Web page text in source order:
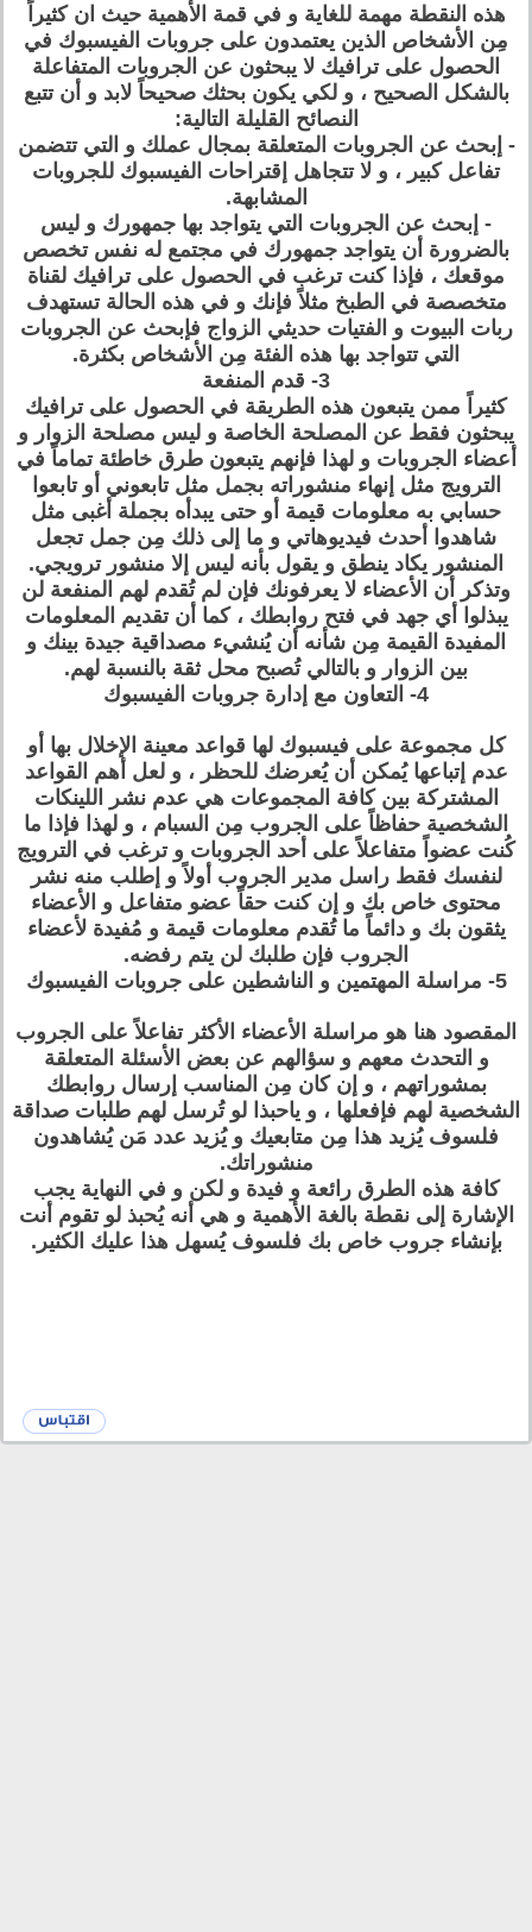
هذه النقطة مهمة للغاية و في قمة الأهمية حيث ان كثيراً
مِن الأشخاص الذين يعتمدون على جروبات الفيسبوك في
الحصول على ترافيك لا يبحثون عن الجروبات المتفاعلة
بالشكل الصحيح ، و لكي يكون بحثك صحيحاً لابد و أن تتبع
النصائح القليلة التالية:
- إبحث عن الجروبات المتعلقة بمجال عملك و التي تتضمن
تفاعل كبير ، و لا تتجاهل إقتراحات الفيسبوك للجروبات
المشابهة.
- إبحث عن الجروبات التي يتواجد بها جمهورك و ليس
بالضرورة أن يتواجد جمهورك في مجتمع له نفس تخصص
موقعك ، فإذا كنت ترغب في الحصول على ترافيك لقناة
متخصصة في الطبخ مثلاً فإنك و في هذه الحالة تستهدف
ربات البيوت و الفتيات حديثي الزواج فإبحث عن الجروبات
التي تتواجد بها هذه الفئة مِن الأشخاص بكثرة.
3- قدم المنفعة
كثيراً ممن يتبعون هذه الطريقة في الحصول على ترافيك
يبحثون فقط عن المصلحة الخاصة و ليس مصلحة الزوار و
أعضاء الجروبات و لهذا فإنهم يتبعون طرق خاطئة تماماً في
الترويج مثل إنهاء منشوراته بجمل مثل تابعوني أو تابعوا
حسابي به معلومات قيمة أو حتى يبدأه بجملة أغبى مثل
شاهدوا أحدث فيديوهاتي و ما إلى ذلك مِن جمل تجعل
المنشور يكاد ينطق و يقول بأنه ليس إلا منشور ترويجي.
وتذكر أن الأعضاء لا يعرفونك فإن لم تُقدم لهم المنفعة لن
يبذلوا أي جهد في فتح روابطك ، كما أن تقديم المعلومات
المفيدة القيمة مِن شأنه أن يُنشيء مصداقية جيدة بينك و
بين الزوار و بالتالي تُصبح محل ثقة بالنسبة لهم.
4- التعاون مع إدارة جروبات الفيسبوك
كل مجموعة على فيسبوك لها قواعد معينة الإخلال بها أو
عدم إتباعها يُمكن أن يُعرضك للحظر ، و لعل أهم القواعد
المشتركة بين كافة المجموعات هي عدم نشر اللينكات
الشخصية حفاظاً على الجروب مِن السبام ، و لهذا فإذا ما
كُنت عضواً متفاعلاً على أحد الجروبات و ترغب في الترويج
لنفسك فقط راسل مدير الجروب أولاً و إطلب منه نشر
محتوى خاص بك و إن كنت حقاً عضو متفاعل و الأعضاء
يثقون بك و دائماً ما تُقدم معلومات قيمة و مُفيدة لأعضاء
الجروب فإن طلبك لن يتم رفضه.
5- مراسلة المهتمين و الناشطين على جروبات الفيسبوك
المقصود هنا هو مراسلة الأعضاء الأكثر تفاعلاً على الجروب
و التحدث معهم و سؤالهم عن بعض الأسئلة المتعلقة
بمشوراتهم ، و إن كان مِن المناسب إرسال روابطك
الشخصية لهم فإفعلها ، و ياحبذا لو تُرسل لهم طلبات صداقة
فلسوف يُزيد هذا مِن متابعيك و يُزيد عدد مَن يُشاهدون
منشوراتك.
كافة هذه الطرق رائعة و فيدة و لكن و في النهاية يجب
الإشارة إلى نقطة بالغة الأهمية و هي أنه يُحبذ لو تقوم أنت
بإنشاء جروب خاص بك فلسوف يُسهل هذا عليك الكثير.